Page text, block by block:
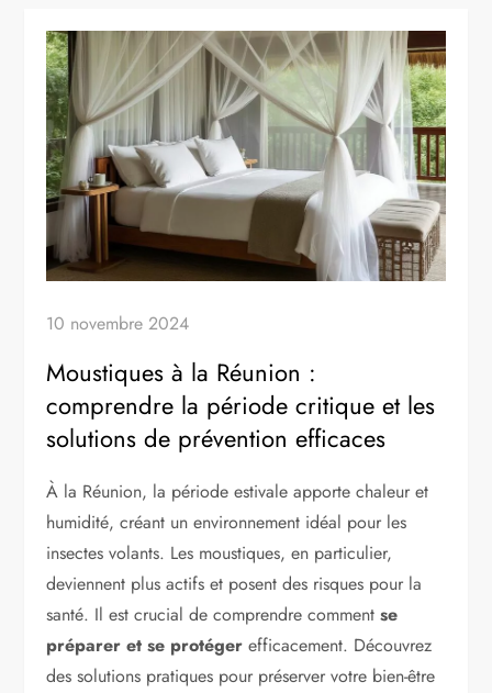
10 novembre 2024
Moustiques à la Réunion :
comprendre la période critique et les
solutions de prévention efficaces
À la Réunion, la période estivale apporte chaleur et
humidité, créant un environnement idéal pour les
insectes volants. Les moustiques, en particulier,
deviennent plus actifs et posent des risques pour la
santé. Il est crucial de comprendre commentse
préparer et se protéger efficacement. Découvrez
des solutions pratiques pour préserver votre bien-être